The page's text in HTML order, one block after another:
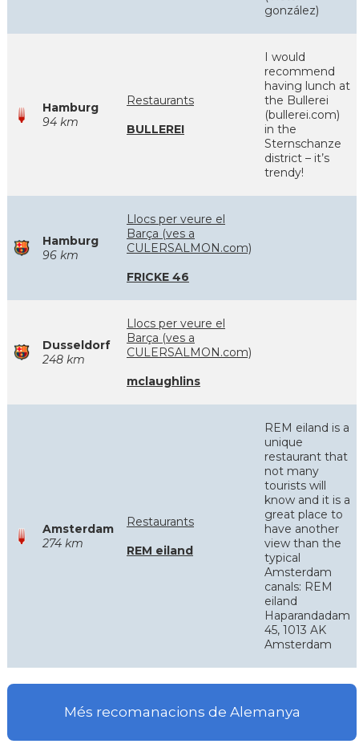
gonzález)
Hamburg
94 km
Restaurants
BULLEREI
I would
recommend
having lunch at
the Bullerei
(bullerei.com)
in the
Sternschanze
district – it’s
trendy!
Hamburg
96 km
Llocs per veure el
Barça (ves a
CULERSALMON.com)
FRICKE 46
Dusseldorf
248 km
Llocs per veure el
Barça (ves a
CULERSALMON.com)
mclaughlins
Amsterdam
274 km
Restaurants
REM eiland
REM eiland is a
unique
restaurant that
not many
tourists will
know and it is a
great place to
have another
view than the
typical
Amsterdam
canals: REM
eiland
Haparandadam
45, 1013 AK
Amsterdam
Més recomanacions de Alemanya